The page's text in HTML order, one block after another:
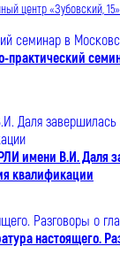
центр «Зубовский, 15»
практический
имени В.И. Даля
квалификации
настоящего.